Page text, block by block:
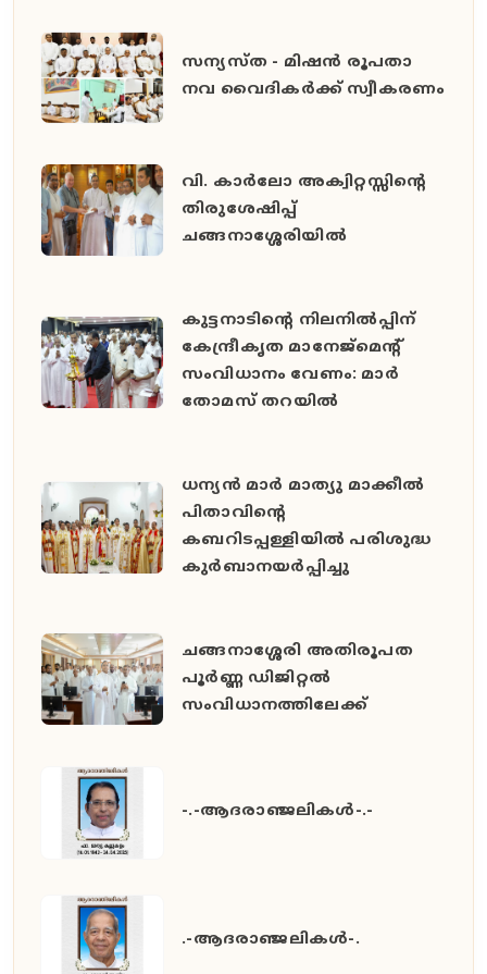
സന്യസ്ത - മിഷൻ രൂപതാ
നവ വൈദികർക്ക് സ്വീകരണം
വി. കാർലോ അക്വിറ്റസ്സിന്റെ
തിരുശേഷിപ്പ്
ചങ്ങനാശ്ശേരിയിൽ
കുട്ടനാടിന്റെ നിലനിൽപ്പിന്
കേന്ദ്രീകൃത മാനേജ്മെന്റ്
സംവിധാനം വേണം: മാർ
തോമസ് തറയിൽ
ധന്യൻ മാർ മാത്യു മാക്കീൽ
പിതാവിൻ്റെ
കബറിടപ്പള്ളിയിൽ പരിശുദ്ധ
കുർബാനയർപ്പിച്ചു
ചങ്ങനാശ്ശേരി അതിരൂപത
പൂർണ്ണ ഡിജിറ്റൽ
സംവിധാനത്തിലേക്ക്
-.-ആദരാഞ്ജലികൾ-.-
.-ആദരാഞ്ജലികൾ-.